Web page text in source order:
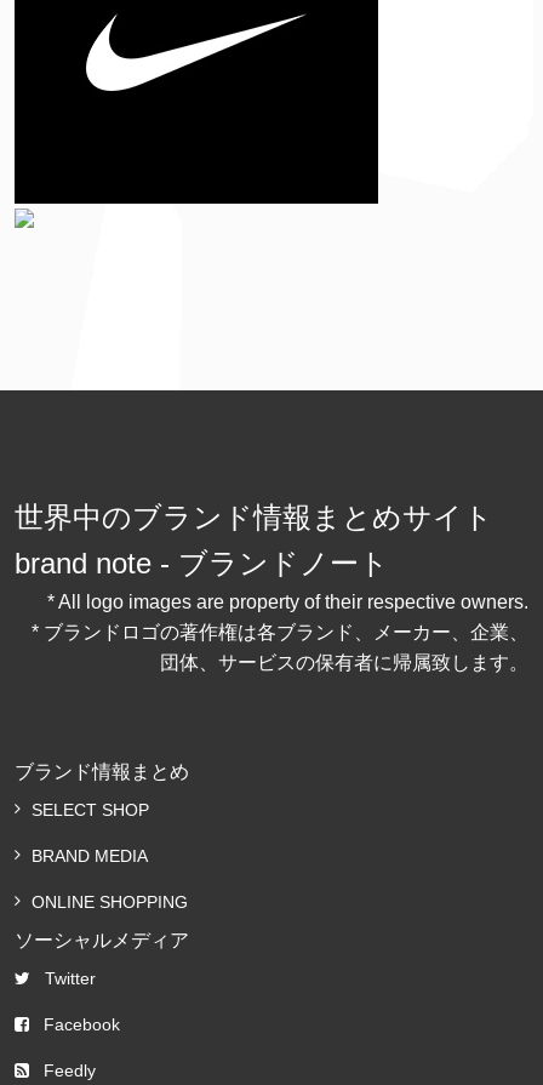
世界中のブランド情報まとめサイト
brand note - ブランドノート
* All logo images are property of their respective owners.
* ブランドロゴの著作権は各ブランド、メーカー、企業、
団体、サービスの保有者に帰属致します。
ブランド情報まとめ
SELECT SHOP
BRAND MEDIA
ONLINE SHOPPING
ソーシャルメディア
Twitter
Facebook
Feedly